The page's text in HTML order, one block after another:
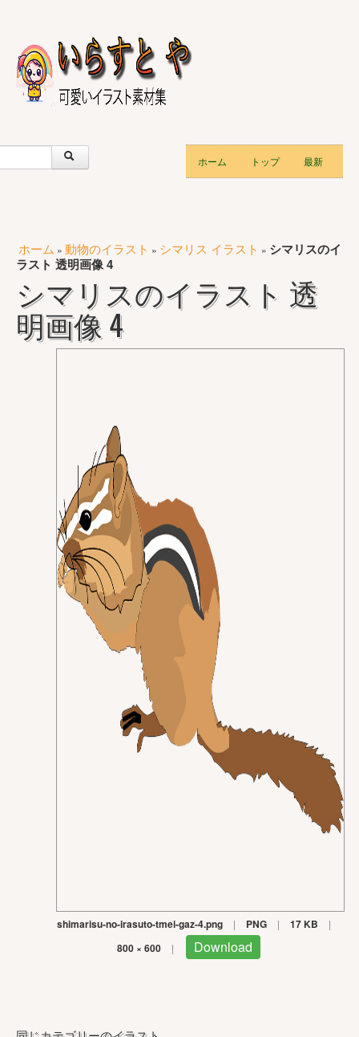
ホーム トップ 最新
ホーム » 動物のイラスト » シマリス イラスト » シマリスのイ
ラスト 透明画像 4
シマリスのイラスト 透
明画像 4
shimarisu-no-irasuto-tmei-gaz-4.png | PNG | 17 KB |
800 × 600 | Download